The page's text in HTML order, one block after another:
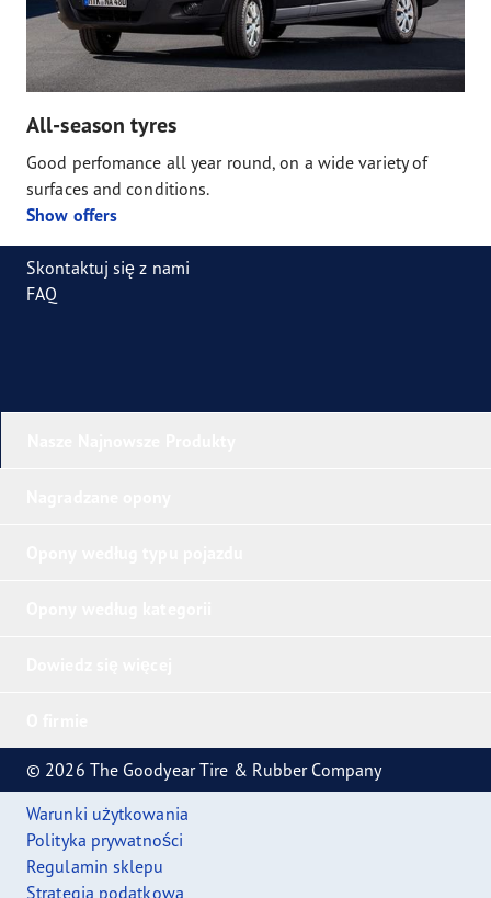
All-season tyres
Good perfomance all year round, on a wide variety of
surfaces and conditions.
Show offers
Skontaktuj się z nami
FAQ
© 2026 The Goodyear Tire & Rubber Company
Warunki użytkowania
Polityka prywatności
Regulamin sklepu
Strategia podatkowa